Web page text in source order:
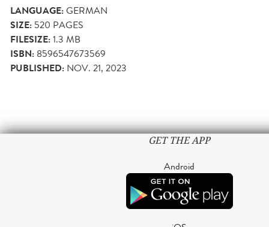
LANGUAGE:GERMAN
SIZE: 520 PAGES
FILESIZE:1.3 MB
ISBN: 8596547673569
PUBLISHED: NOV. 21, 2023
GET THE APP
Android